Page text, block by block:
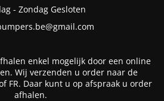
- Zondag Gesloten
enkel mogelijk door een online
Wij verzenden u order naar de
FR. Daar kunt u op afspraak u order
afhalen.